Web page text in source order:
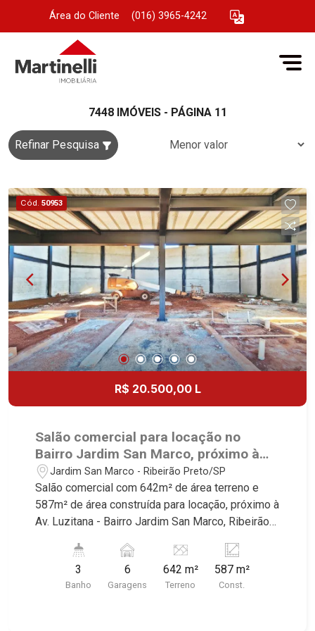
Área do Cliente (016) 3965-4242
7448 IMÓVEIS - PÁGINA 11
Refinar Pesquisa
Cód. 50953
R$ 20.500,00 L
Salão comercial para locação no
Bairro Jardim San Marco, próximo à
Av. Luzitana - Ribeirão Preto/SP.
Jardim San Marco - Ribeirão Preto/SP
Salão comercial com 642m² de área terreno e
587m² de área construída para locação, próximo à
Av. Luzitana - Bairro Jardim San Marco, Ribeirão
imóvel que a Martinelli Imobiliária selecionou
para você: - 642m² de área terreno e 587m² de
área construída - W.C. masculino e feminino - W.C.
3
Banho
6
Garagens
642 m²
Terreno
587 m²
Const.